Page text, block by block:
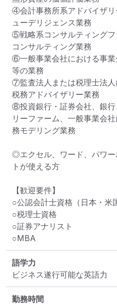
④会計事務所系アドバイザ
ューデリジェンス業務
⑤戦略系コンサルティング
コンサルティング業務
⑥一般事業会社における事
等の業務
⑦監査法人または税理士法
税務アドバイザリー業務
⑧投資銀行・証券会社、銀
リーファーム、一般事業会
務モデリング業務
◎エクセル、ワード、パワ
トが使える方
【歓迎要件】
○公認会計士資格（日本・米
○税理士資格
○証券アナリスト
○MBA
語学力
ビジネス遂行可能な英語力
勤務時間